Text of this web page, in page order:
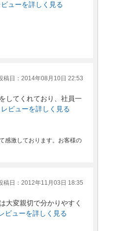
ビューを詳しく見る
稿日：2014年08月10日 22:53
してくれており、社員一
レビューを詳しく見る
感激しております。お客様の
稿日：2012年11月03日 18:35
大変親切で分かりやすく
ビューを詳しく見る